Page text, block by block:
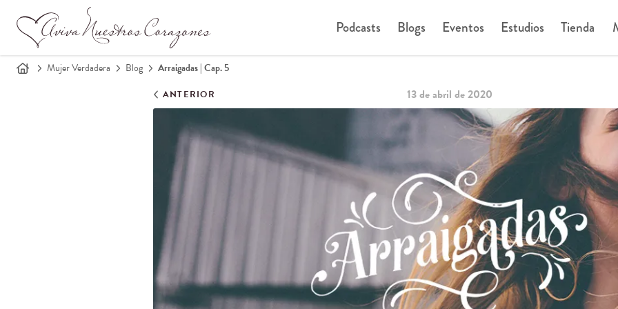
Podcasts Blogs Eventos Estudios Tienda
Mujer Verdadera Blog Arraigadas | Cap. 5
ANTERIOR 13 de abril de 2020